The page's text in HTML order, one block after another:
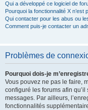
Qui a développé ce logiciel de
Pourquoi la fonctionnalité X n’est
Qui contacter pour les abus ou
Comment puis-je contacter un
Problèmes de
Pourquoi dois-je
Vous pouvez ne pas le faire,
configuré les forums afin
messages. Par ailleurs,
fonctionnalités